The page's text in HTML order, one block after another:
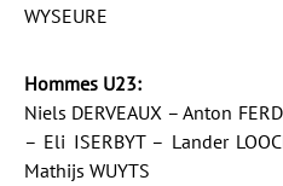
WYSEURE
Hommes U23:
Niels DERVEAUX – Anton
– Eli ISERBYT – Lander
Mathijs WUYTS